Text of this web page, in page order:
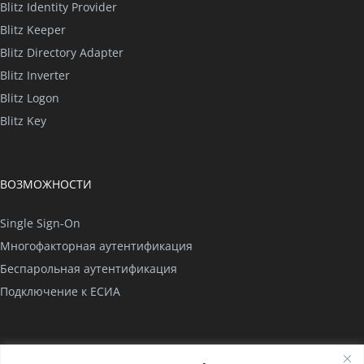
Blitz Identity Provider
Blitz Keeper
Blitz Directory Adapter
Blitz Inverter
Blitz Logon
Blitz Key
ВОЗМОЖНОСТИ
Single Sign-On
Многофакторная аутентификация
Беспарольная аутентификация
Подключение к ЕСИА